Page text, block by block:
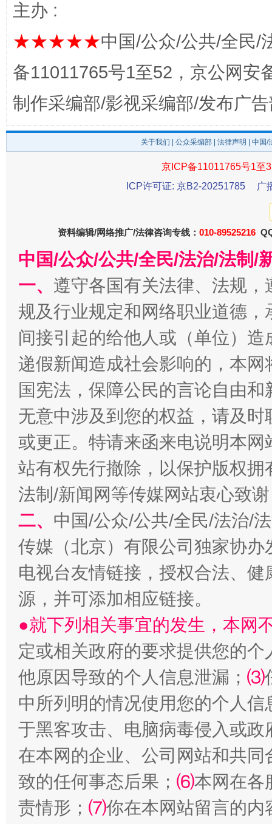
完善运行机制助力责任有效落实
东山县通报“牛蛙产品抗生素超标问题” 法
千年窑火 生生不息 一
揭开“小金库”的免责幌子
受贿1.44亿！段成刚被判无期 从幼
全民健身五年计划来了！等你上场
主办 :
★★★★★中国/公众/公共/全民/
备11011765号1至52，京公网安
制作采编部/影视采编部/发布广
关于我们 公众采编部 法律声明 | 中国
京ICP备11011765号1至
ICP许可证: 京B2-20251785
广
资料编辑/网络推广/法律咨询专线： 010-89525216
中国/公众/公共/全民/法治/法制/
一、 遵守各国有关法律、法规
规及行业规定和网络职业道德
间接引起的给他人或（单位）
递假新闻造成社会影响的，本
国宪法，保障公民的言论自由
无意中涉及到您的权益，请及
或更正。特请来函来电说明本
站有权先行撤除，以保护版权
法制/新闻网等传媒网站衷心致
二、 中国/公众/公共/全民/法治/
传媒（北京）有限公司独家协
电视台友情链接，授权合法、
源，并可添加相应链接。
●就下列相关事宜的发生，本网
定或相关政府的要求提供您的个
他原因导致的个人信息泄漏； ⑶
中所列明的情况使用您的个人
于黑客攻击、电脑病毒侵入或
在本网的企业、公司网站和共
致的任何事态后果； ⑹本网在各
责情形； ⑺你在本网站留言的内